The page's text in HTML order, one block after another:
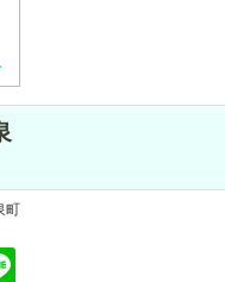
町